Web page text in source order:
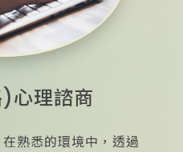
心理諮商
熟悉的環境中，透過